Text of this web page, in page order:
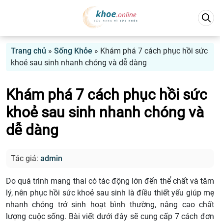
Trang chủ » Sống Khỏe » Khám phá 7 cách phục hồi sức
khoẻ sau sinh nhanh chóng và dễ dàng
Khám phá 7 cách phục hồi sức
khoẻ sau sinh nhanh chóng và
dễ dàng
Tác giả: admin
Do quá trình mang thai có tác động lớn đến thể chất và tâm
lý, nên phục hồi sức khoẻ sau sinh là điều thiết yếu giúp mẹ
nhanh chóng trở sinh hoạt bình thường, nâng cao chất
lượng cuộc sống. Bài viết dưới đây sẽ cung cấp 7 cách đơn